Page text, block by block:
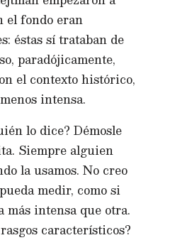
el fondo eran
éstas sí trataban de
paradójicamente,
el contexto histórico,
intensa.
lo dice? Démosle
Siempre alguien
la usamos. No creo
medir, como si
intensa que otra.
característicos?